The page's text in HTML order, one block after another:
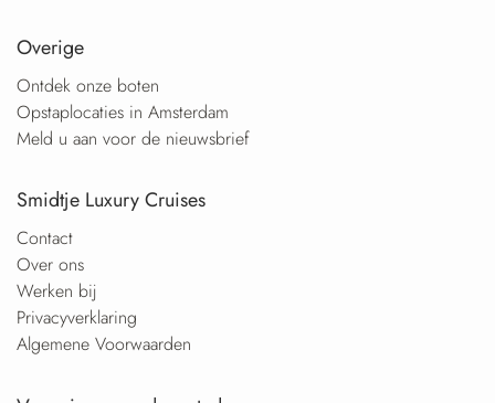
Overige
Ontdek onze boten
Opstaplocaties in Amsterdam
Meld u aan voor de nieuwsbrief
Smidtje Luxury Cruises
Contact
Over ons
Werken bij
Privacyverklaring
Algemene Voorwaarden